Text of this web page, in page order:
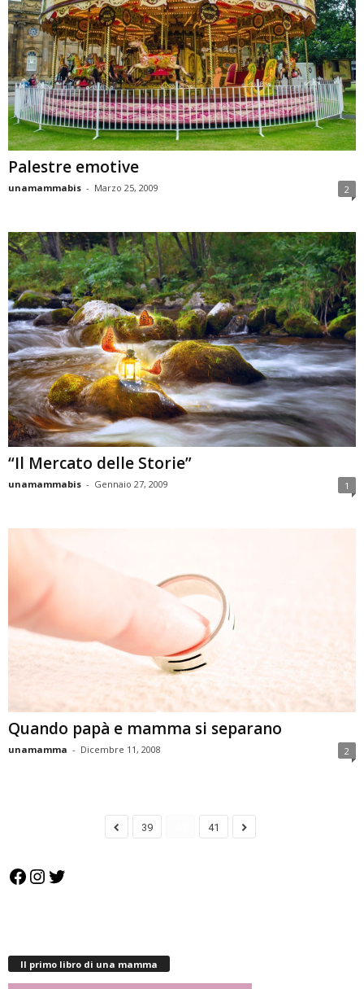
Palestre emotive
unamammabis - Marzo 25, 2009 2
“Il Mercato delle Storie”
unamammabis - Gennaio 27, 2009 1
Quando papà e mamma si separano
unamamma - Dicembre 11, 2008 2
39 41
Facebook Instagram Twitter
Il primo libro di una mamma